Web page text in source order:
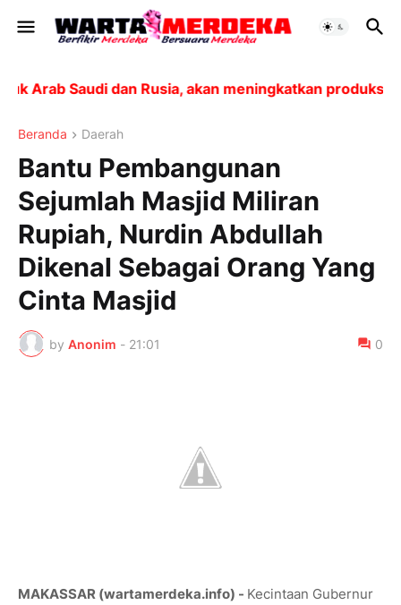
Saudi dan Rusia, akan meningkatkan produksi
Beranda Daerah
Bantu Pembangunan
Sejumlah Masjid Miliran
Rupiah, Nurdin Abdullah
Dikenal Sebagai Orang Yang
Cinta Masjid
by Anonim - 21:01 0
MAKASSAR (wartamerdeka.info) - Kecintaan Gubernur